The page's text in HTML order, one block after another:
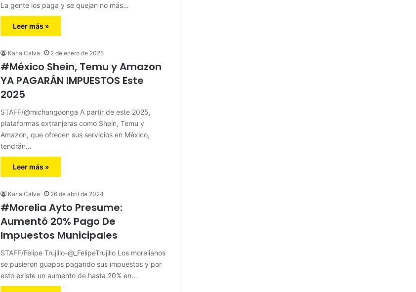
La gente los paga y se quejan no más…
Leer más »
Karla Calva 2 de enero de 2025
#México Shein, Temu y Amazon
YA PAGARÁN IMPUESTOS Este
2025
STAFF/@michangoonga A partir de este 2025,
plataformas extranjeras como Shein, Temu y
Amazon, que ofrecen sus servicios en México,
tendrán…
Leer más »
Karla Calva 26 de abril de 2024
#Morelia Ayto Presume:
Aumentó 20% Pago De
Impuestos Municipales
STAFF/Felipe Trujillo-@_FelipeTrujillo Los morelianos
se pusieron guapos pagando sus impuestos y por
esto existe un aumento de hasta 20% en…